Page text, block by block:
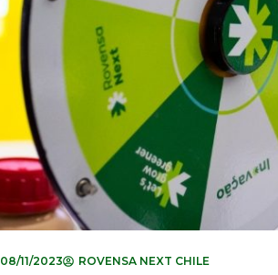
08/11/2023 ROVENSA NEXT CHILE